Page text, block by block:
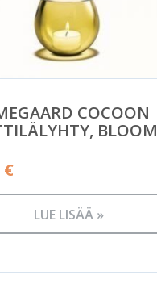
COCOON
BLOOM
€
LUE LISÄÄ »